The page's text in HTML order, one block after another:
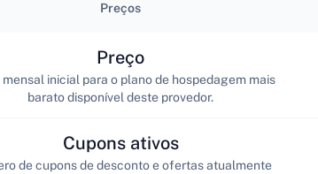
Preços
Preço
mensal inicial para o plano de hospedagem mais
barato disponível deste provedor.
Cupons ativos
de cupons de desconto e ofertas atualmente